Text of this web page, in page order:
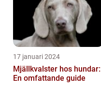
17 januari 2024
Mjällkvalster hos hundar:
En omfattande guide